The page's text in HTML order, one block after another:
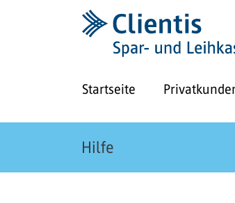
Startseite
Hilfe